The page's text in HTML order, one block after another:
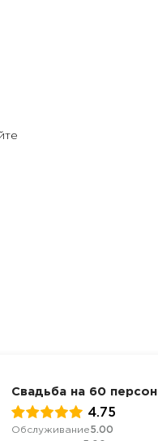
Свадьба на 60 персон
4.75
Обслуживание5.00